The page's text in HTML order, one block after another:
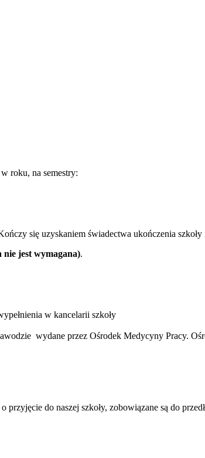
roku, na semestry:
się uzyskaniem świadectwa ukończenia
nie jest wymagana).
w kancelarii szkoły
wydane przez Ośrodek Medycyny Pracy.
przyjęcie do naszej szkoły, zobowiązane są do